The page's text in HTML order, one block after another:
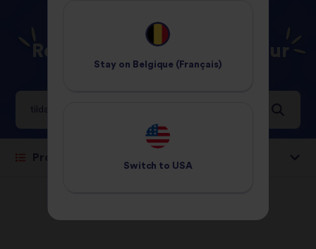
content
Résultats de recherche pour
tilda thai
Stay on Belgique (Français)
Switch to USA